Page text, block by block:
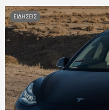
ΕΙΔΗΣΕΙΣ